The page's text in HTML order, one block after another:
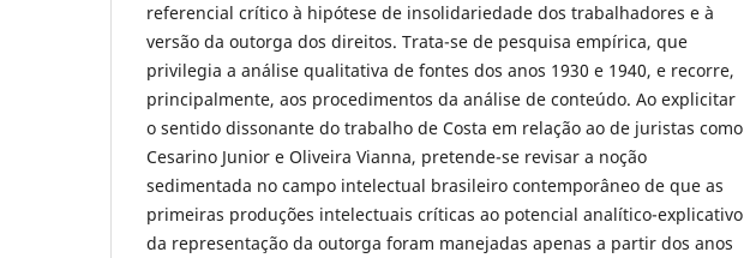
referencial crítico à hipótese de insolidariedade dos trabalhadores e à
versão da outorga dos direitos. Trata-se de pesquisa empírica, que
privilegia a análise qualitativa de fontes dos anos 1930 e 1940, e recorre,
principalmente, aos procedimentos da análise de conteúdo. Ao explicitar
o sentido dissonante do trabalho de Costa em relação ao de juristas como
Cesarino Junior e Oliveira Vianna, pretende-se revisar a noção
sedimentada no campo intelectual brasileiro contemporâneo de que as
primeiras produções intelectuais críticas ao potencial analítico-explicativo
da representação da outorga foram manejadas apenas a partir dos anos